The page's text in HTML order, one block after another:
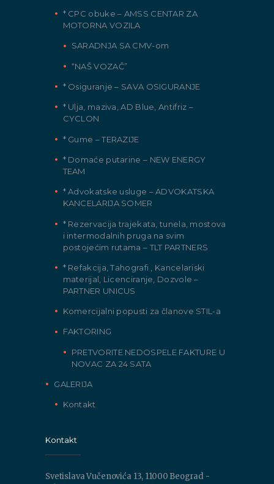
* CPC obuke – AMSS CENTAR ZA
MOTORNA VOZILA
SARADNJA SA CMV-om
“NAŠ VOZAČ”
* Osiguranje – SAVA OSIGURANJE
* Ulja, maziva, AD Blue, Antifriz –
CYCLON
* Gume – TERAZIJE
* Domaće putarine – NEW ENERGY
TEAM
* Advokatske usluge – ADVOKATSKA
KANCELARIJA SOMER
* Rezervacija trajekata, tunela, mostova
i intermodalnih pruga na svim
postojećim rutama – TLT PARTNERS
* Refakcija, Tahografi , Kancelariski
materijal, Licenciranje, Dozvole –
PARTNER UNICUS
Komercijalni popusti za članove STIL-a
FAKTORING
PRETVORITE NEDOSPELE FAKTURE U
NOVAC ZA 24 SATA
GALERIJA
Kontakt
Kontakt
Svetislava Vučenovića 13, 11000 Beograd -